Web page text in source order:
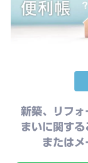
新築、リフ
まいに関す
またはメ